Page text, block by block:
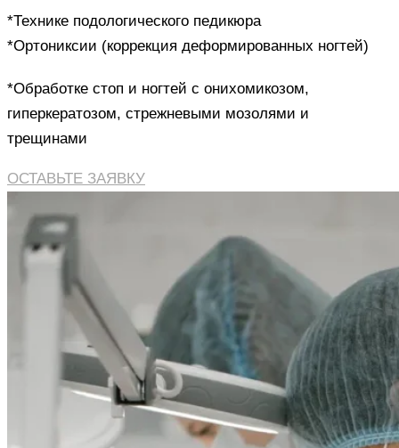
*Технике подологического педикюра
*Ортониксии (коррекция деформированных ногтей)
*Обработке стоп и ногтей с онихомикозом,
гиперкератозом, стрежневыми мозолями и
трещинами
ОСТАВЬТЕ ЗАЯВКУ